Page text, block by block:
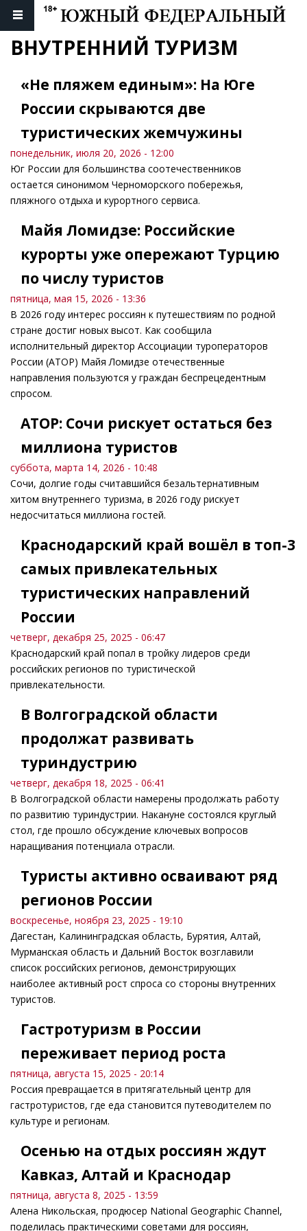
ВНУТРЕННИЙ ТУРИЗМ
«Не пляжем единым»: На Юге
России скрываются две
туристических жемчужины
понедельник, июля 20, 2026 - 12:00
Юг России для большинства соотечественников
остается синонимом Черноморского побережья,
пляжного отдыха и курортного сервиса.
Майя Ломидзе: Российские
курорты уже опережают Турцию
по числу туристов
пятница, мая 15, 2026 - 13:36
В 2026 году интерес россиян к путешествиям по родной
стране достиг новых высот. Как сообщила
исполнительный директор Ассоциации туроператоров
России (АТОР) Майя Ломидзе отечественные
направления пользуются у граждан беспрецедентным
спросом.
АТОР: Сочи рискует остаться без
миллиона туристов
суббота, марта 14, 2026 - 10:48
Сочи, долгие годы считавшийся безальтернативным
хитом внутреннего туризма, в 2026 году рискует
недосчитаться миллиона гостей.
Краснодарский край вошёл в топ-3
самых привлекательных
туристических направлений
России
четверг, декабря 25, 2025 - 06:47
Краснодарский край попал в тройку лидеров среди
российских регионов по туристической
привлекательности.
В Волгоградской области
продолжат развивать
туриндустрию
четверг, декабря 18, 2025 - 06:41
В Волгоградской области намерены продолжать работу
по развитию туриндустрии. Накануне состоялся круглый
стол, где прошло обсуждение ключевых вопросов
наращивания потенциала отрасли.
Туристы активно осваивают ряд
регионов России
воскресенье, ноября 23, 2025 - 19:10
Дагестан, Калининградская область, Бурятия, Алтай,
Мурманская область и Дальний Восток возглавили
список российских регионов, демонстрирующих
наиболее активный рост спроса со стороны внутренних
туристов.
Гастротуризм в России
переживает период роста
пятница, августа 15, 2025 - 20:14
Россия превращается в притягательный центр для
гастротуристов, где еда становится путеводителем по
культуре и регионам.
Осенью на отдых россиян ждут
Кавказ, Алтай и Краснодар
пятница, августа 8, 2025 - 13:59
Алена Никольская, продюсер National Geographic Channel,
поделилась практическими советами для россиян,